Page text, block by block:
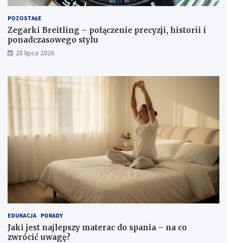
POZOSTAŁE
Zegarki Breitling – połączenie precyzji, historii i
ponadczasowego stylu
28 lipca 2026
EDUKACJA PORADY
Jaki jest najlepszy materac do spania – na co
zwrócić uwagę?